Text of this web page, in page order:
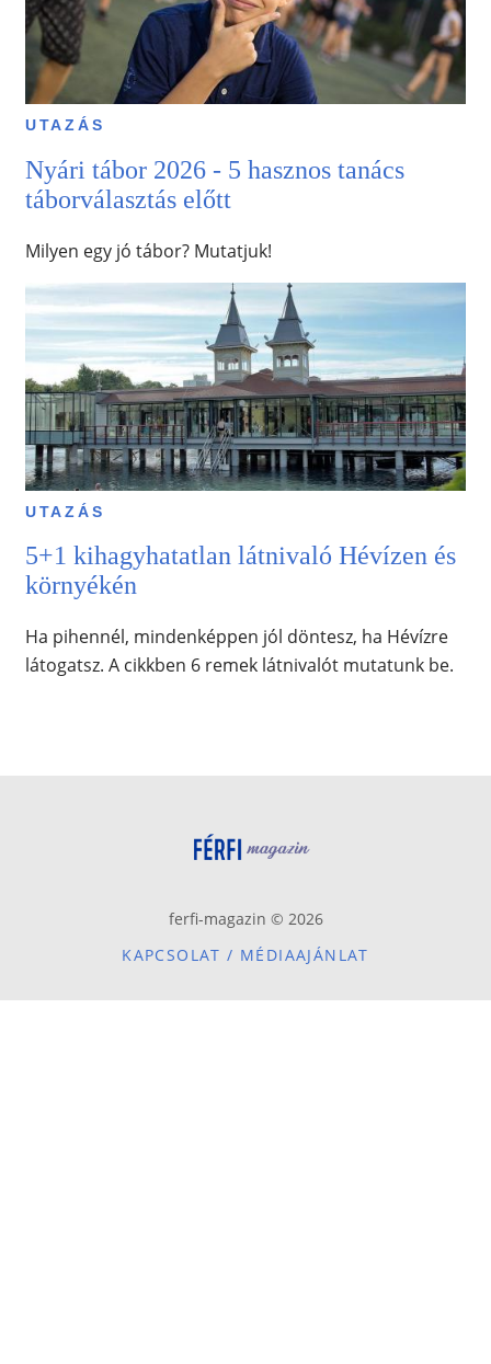
UTAZÁS
Nyári tábor 2026 - 5 hasznos tanács
táborválasztás előtt
Milyen egy jó tábor? Mutatjuk!
UTAZÁS
5+1 kihagyhatatlan látnivaló Hévízen és
környékén
Ha pihennél, mindenképpen jól döntesz, ha Hévízre
látogatsz. A cikkben 6 remek látnivalót mutatunk be.
ferfi-magazin © 2026
KAPCSOLAT / MÉDIAAJÁNLAT